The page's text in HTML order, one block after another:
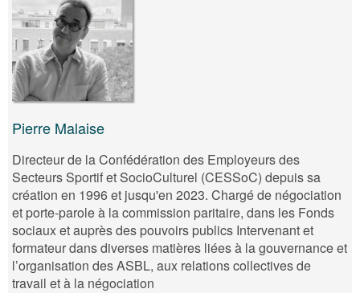
Pierre Malaise
Directeur de la Confédération des Employeurs des
Secteurs Sportif et SocioCulturel (CESSoC) depuis sa
création en 1996 et jusqu'en 2023. Chargé de négociation
et porte-parole à la commission paritaire, dans les Fonds
sociaux et auprès des pouvoirs publics Intervenant et
formateur dans diverses matières liées à la gouvernance et
l’organisation des ASBL, aux relations collectives de
travail et à la négociation